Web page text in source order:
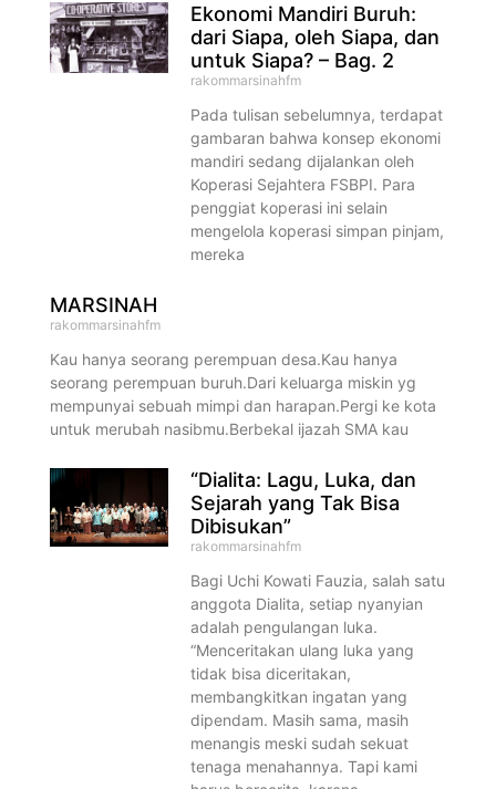
Ekonomi Mandiri Buruh:
dari Siapa, oleh Siapa, dan
untuk Siapa? – Bag. 2
rakommarsinahfm
Pada tulisan sebelumnya, terdapat
gambaran bahwa konsep ekonomi
mandiri sedang dijalankan oleh
Koperasi Sejahtera FSBPI. Para
penggiat koperasi ini selain
mengelola koperasi simpan pinjam,
mereka
MARSINAH
rakommarsinahfm
Kau hanya seorang perempuan desa.Kau hanya
seorang perempuan buruh.Dari keluarga miskin yg
mempunyai sebuah mimpi dan harapan.Pergi ke kota
untuk merubah nasibmu.Berbekal ijazah SMA kau
“Dialita: Lagu, Luka, dan
Sejarah yang Tak Bisa
Dibisukan”
rakommarsinahfm
Bagi Uchi Kowati Fauzia, salah satu
anggota Dialita, setiap nyanyian
adalah pengulangan luka.
“Menceritakan ulang luka yang
tidak bisa diceritakan,
membangkitkan ingatan yang
dipendam. Masih sama, masih
menangis meski sudah sekuat
tenaga menahannya. Tapi kami